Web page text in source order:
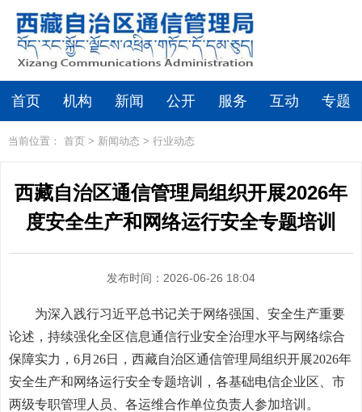
首页 机构 新闻 公开 服务 互动 专题
当前位置： 首页 > 新闻动态 > 行业动态
西藏自治区通信管理局组织开展2026年
度安全生产和网络运行安全专题培训
发布时间：2026-06-26 18:04
为深入践行习近平总书记关于网络强国、安全生产重要
论述，持续强化全区信息通信行业安全治理水平与网络综合
保障实力，6月26日，西藏自治区通信管理局组织开展2026年
安全生产和网络运行安全专题培训，各基础电信企业区、市
两级专职管理人员、各运维合作单位负责人参加培训。